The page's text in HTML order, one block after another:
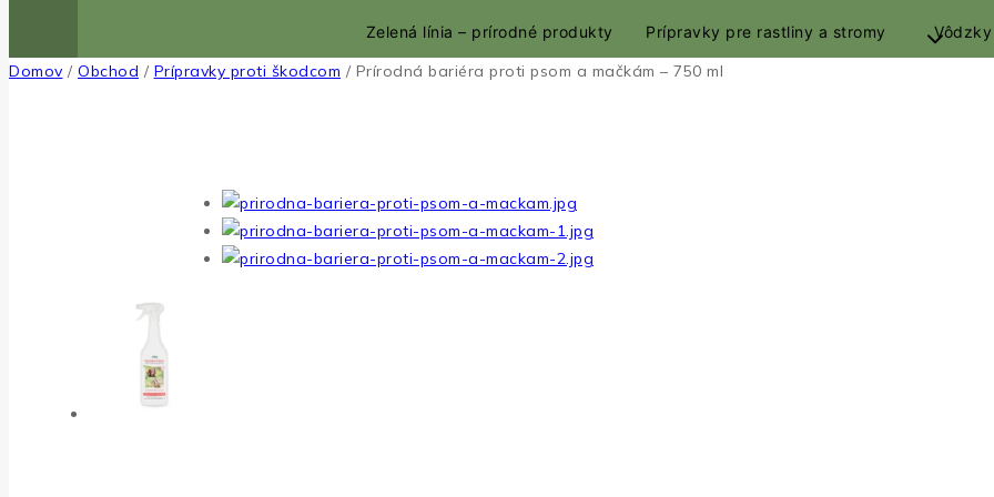
Zelená línia – prírodné produkty Prípravky pre rastliny a stromy
Domov / Obchod / Prípravky proti škodcom / Prírodná bariéra proti psom a mačkám – 750 ml